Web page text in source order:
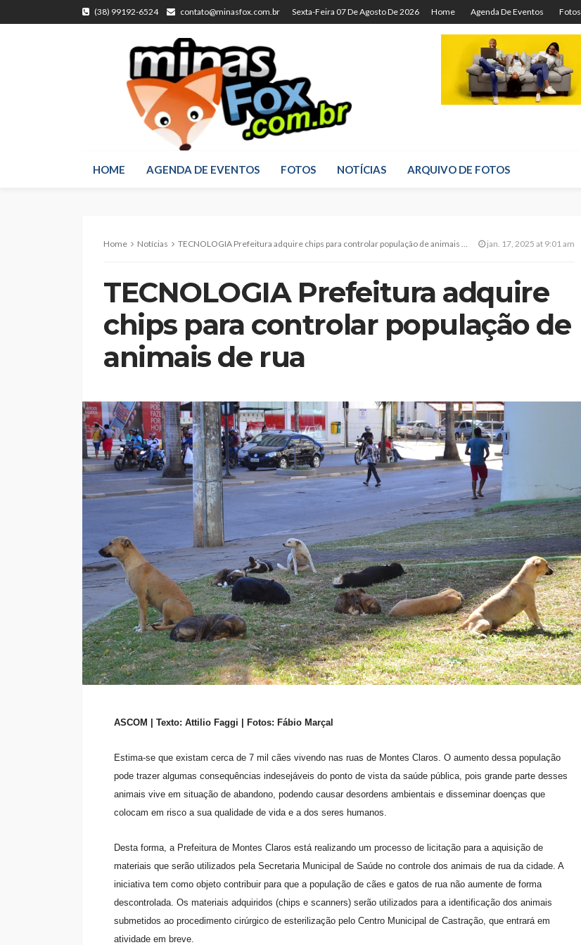
(38) 99192-6524 contato@minasfox.com.br Sexta-Feira 07 De Agosto De 2026 Home Agenda De Eventos Fotos
HOME AGENDA DE EVENTOS FOTOS NOTÍCIAS ARQUIVO DE FOTOS
Home Notícias TECNOLOGIA Prefeitura adquire chips para controlar população de animais de rua jan. 17, 2025 at 9:01 am
TECNOLOGIA Prefeitura adquire
chips para controlar população de
animais de rua
ASCOM | Texto: Attilio Faggi | Fotos: Fábio Marçal
Estima-se que existam cerca de 7 mil cães vivendo nas ruas de Montes Claros. O aumento dessa população
pode trazer algumas consequências indesejáveis do ponto de vista da saúde pública, pois grande parte desses
animais vive em situação de abandono, podendo causar desordens ambientais e disseminar doenças que
colocam em risco a sua qualidade de vida e a dos seres humanos.
Desta forma, a Prefeitura de Montes Claros está realizando um processo de licitação para a aquisição de
materiais que serão utilizados pela Secretaria Municipal de Saúde no controle dos animais de rua da cidade. A
iniciativa tem como objeto contribuir para que a população de cães e gatos de rua não aumente de forma
descontrolada. Os materiais adquiridos (chips e scanners) serão utilizados para a identificação dos animais
submetidos ao procedimento cirúrgico de esterilização pelo Centro Municipal de Castração, que entrará em
atividade em breve.